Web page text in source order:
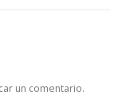
un comentario.